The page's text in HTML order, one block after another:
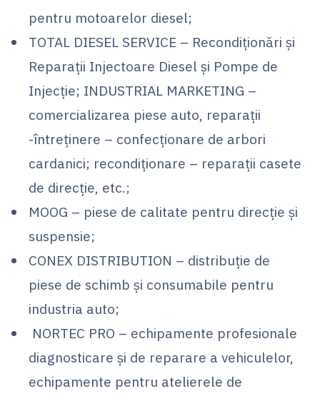
pentru motoarelor diesel;
TOTAL DIESEL SERVICE – Recondiționări și
Reparații Injectoare Diesel și Pompe de
Injecție; INDUSTRIAL MARKETING –
comercializarea piese auto, reparații
-întreținere – confecționare de arbori
cardanici; recondiționare – reparații casete
de direcție, etc.;
MOOG – piese de calitate pentru direcție și
suspensie;
CONEX DISTRIBUTION – distribuție de
piese de schimb și consumabile pentru
industria auto;
NORTEC PRO – echipamente profesionale
diagnosticare și de reparare a vehiculelor,
echipamente pentru atelierele de